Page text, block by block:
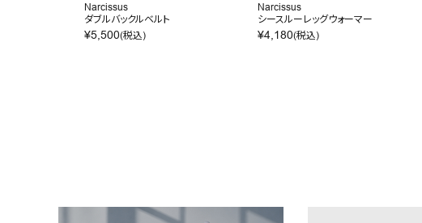
Narcissus
ダブルバックルベルト
¥5,500(税込)
Narcissus
シースルーレッグウォーマー
¥4,180(税込)